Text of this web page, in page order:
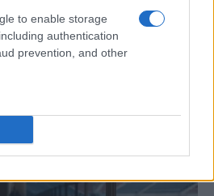
to enable storage
authentication
prevention, and other
para mayores:
reparador
mayores con una…